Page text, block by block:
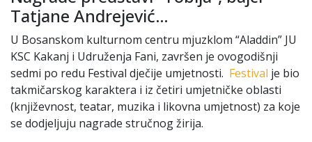
Tatjane Andrejević…
U Bosanskom kulturnom centru mjuzklom “Aladdin” JU
KSC Kakanj i Udruženja Fani, završen je ovogodišnji
sedmi po redu Festival dječije umjetnosti. Festival je bio
takmičarskog karaktera i iz četiri umjetničke oblasti
(književnost, teatar, muzika i likovna umjetnost) za koje
se dodjeljuju nagrade stručnog žirija.